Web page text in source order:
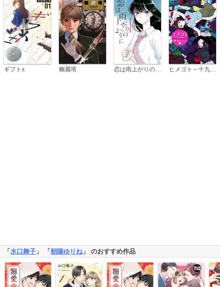
ギフト± 幽麗塔 恋は雨上がりのように ヒメゴト～十九歳の制服～
「 水口舞子 」 「 朝陽ゆりね」 のおすすめ作品